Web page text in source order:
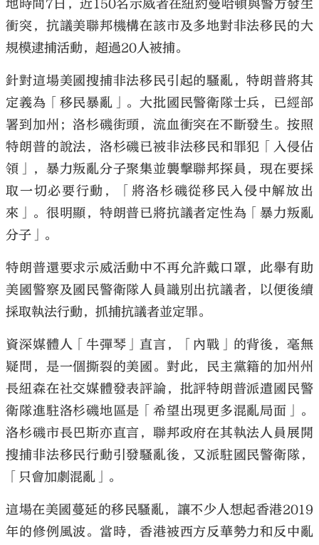
地時間7日，近150名示威者在紐約曼哈頓與警方發生
衝突，抗議美聯邦機構在該市及多地對非法移民的大
規模逮捕活動，超過20人被捕。
針對這場美國搜捕非法移民引起的騷亂，特朗普將其
定義為「移民暴亂」。大批國民警衛隊士兵，已經部
署到加州；洛杉磯街頭，流血衝突在不斷發生。按照
特朗普的說法，洛杉磯已被非法移民和罪犯「入侵佔
領」，暴力叛亂分子聚集並襲擊聯邦探員，現在要採
取一切必要行動，「將洛杉磯從移民入侵中解放出
來」。很明顯，特朗普已將抗議者定性為「暴力叛亂
分子」。
特朗普還要求示威活動中不再允許戴口罩，此舉有助
美國警察及國民警衛隊人員識別出抗議者，以便後續
採取執法行動，抓捕抗議者並定罪。
資深媒體人「牛彈琴」直言，「內戰」的背後，毫無
疑問，是一個撕裂的美國。對此，民主黨籍的加州州
長紐森在社交媒體發表評論，批評特朗普派遣國民警
衛隊進駐洛杉磯地區是「希望出現更多混亂局面」。
洛杉磯市長巴斯亦直言，聯邦政府在其執法人員展開
搜捕非法移民行動引發騷亂後，又派駐國民警衛隊，
「只會加劇混亂」。
這場在美國蔓延的移民騷亂，讓不少人想起香港2019
年的修例風波。當時，香港被西方反華勢力和反中亂